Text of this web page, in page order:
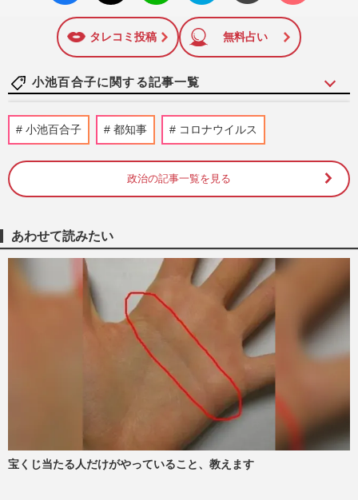
に追加
タレコミ投稿 無料占い
小池百合子に関する記事一覧
「高市内閣」大臣政務官に抜擢された森下
千里氏、ひろゆきとの対談で露呈した「タ
『週刊女性』編集部 2026/7/30
「女性の生足も認めるべき」すね毛論争で
浮き彫りになった“男女格差…
週刊女性PRIME
《次の女性首相になってほしい政治家
TOP5》片山さつき氏、小野田紀美氏を圧
倒したのは「次々と政策を出す」…
週刊女性2026年4月28日・5月5日号
東京都、肝いりの《東京アプリ》に多額の
税金を投入も利用者は「全然便利にならな
い」湧き上がる“ポイント…
週刊女性2026年4月28日・5月5日号
小池百合子 都知事 コロナウイルス
政治の記事一覧を見る
あわせて読みたい
宝くじ当たる人だけがやっていること、教えます